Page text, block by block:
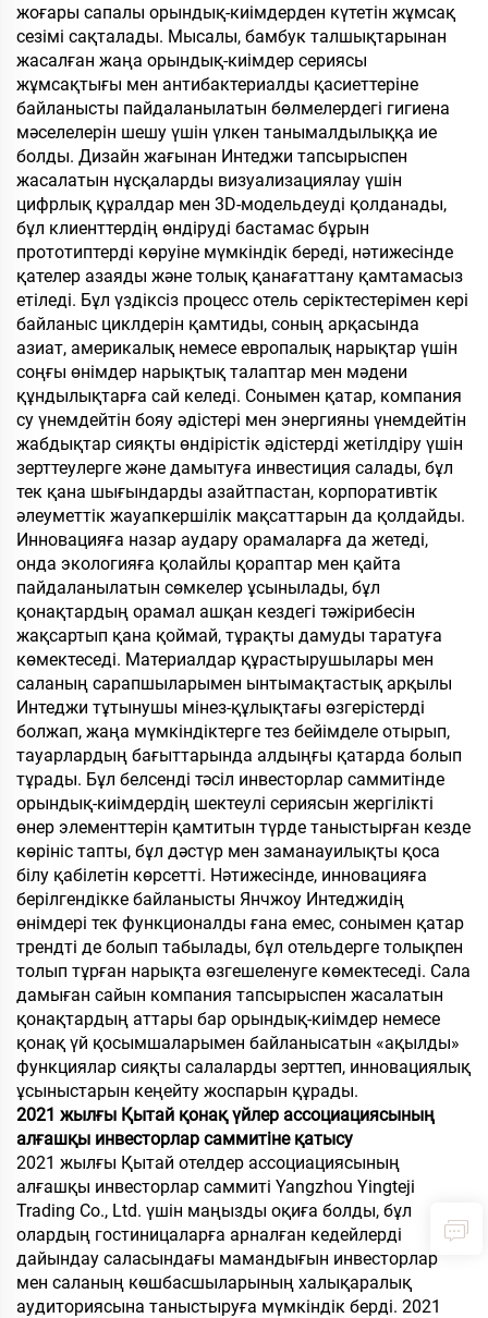
жоғары сапалы орындық-киімдерден күтетін жұмсақ
сезімі сақталады. Мысалы, бамбук талшықтарынан
жасалған жаңа орындық-киімдер сериясы
жұмсақтығы мен антибактериалды қасиеттеріне
байланысты пайдаланылатын бөлмелердегі гигиена
мәселелерін шешу үшін үлкен танымалдылыққа ие
болды. Дизайн жағынан Интеджи тапсырыспен
жасалатын нұсқаларды визуализациялау үшін
цифрлық құралдар мен 3D-модельдеуді қолданады,
бұл клиенттердің өндіруді бастамас бұрын
прототиптерді көруіне мүмкіндік береді, нәтижесінде
қателер азаяды және толық қанағаттану қамтамасыз
етіледі. Бұл үздіксіз процесс отель серіктестерімен кері
байланыс циклдерін қамтиды, соның арқасында
азиат, америкалық немесе европалық нарықтар үшін
соңғы өнімдер нарықтық талаптар мен мәдени
құндылықтарға сай келеді. Сонымен қатар, компания
су үнемдейтін бояу әдістері мен энергияны үнемдейтін
жабдықтар сияқты өндірістік әдістерді жетілдіру үшін
зерттеулерге және дамытуға инвестиция салады, бұл
тек қана шығындарды азайтпастан, корпоративтік
әлеуметтік жауапкершілік мақсаттарын да қолдайды.
Инновацияға назар аудару орамаларға да жетеді,
онда экологияға қолайлы қораптар мен қайта
пайдаланылатын сөмкелер ұсынылады, бұл
қонақтардың орамал ашқан кездегі тәжірибесін
жақсартып қана қоймай, тұрақты дамуды таратуға
көмектеседі. Материалдар құрастырушылары мен
саланың сарапшыларымен ынтымақтастық арқылы
Интеджи тұтынушы мінез-құлықтағы өзгерістерді
болжап, жаңа мүмкіндіктерге тез бейімделе отырып,
тауарлардың бағыттарында алдыңғы қатарда болып
тұрады. Бұл белсенді тәсіл инвесторлар саммитінде
орындық-киімдердің шектеулі сериясын жергілікті
өнер элементтерін қамтитын түрде таныстырған кезде
көрініс тапты, бұл дәстүр мен заманауилықты қоса
білу қабілетін көрсетті. Нәтижесінде, инновацияға
берілгендікке байланысты Янчжоу Интеджидің
өнімдері тек функционалды ғана емес, сонымен қатар
трендті де болып табылады, бұл отельдерге толықпен
толып тұрған нарықта өзгешеленуге көмектеседі. Сала
дамыған сайын компания тапсырыспен жасалатын
қонақтардың аттары бар орындық-киімдер немесе
қонақ үй қосымшаларымен байланысатын «ақылды»
функциялар сияқты салаларды зерттеп, инновациялық
ұсыныстарын кеңейту жоспарын құрады.
2021 жылғы Қытай қонақ үйлер ассоциациясының
алғашқы инвесторлар саммитіне қатысу
2021 жылғы Қытай отелдер ассоциациясының
алғашқы инвесторлар саммиті Yangzhou Yingteji
Trading Co., Ltd. үшін маңызды оқиға болды, бұл
олардың гостиницаларға арналған кедейлерді
дайындау саласындағы мамандығын инвесторлар
мен саланың көшбасшыларының халықаралық
аудиториясына таныстыруға мүмкіндік берді. 2021